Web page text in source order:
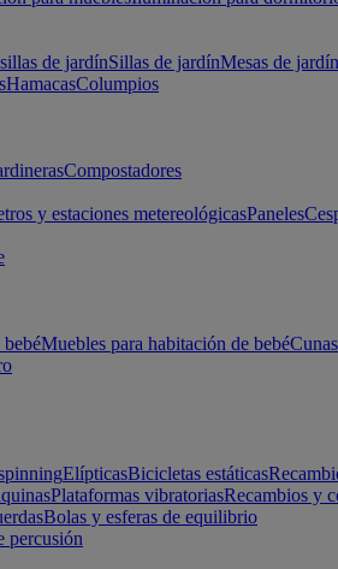
de jardínSillas de jardínMesas de jardín
HamacasColumpios
Compostadores
y estaciones metereológicasPaneles
Muebles para habitación de bebéCunas
ElípticasBicicletas estáticas
Plataformas vibratoriasRecambios y
Bolas y esferas de equilibrio
percusión